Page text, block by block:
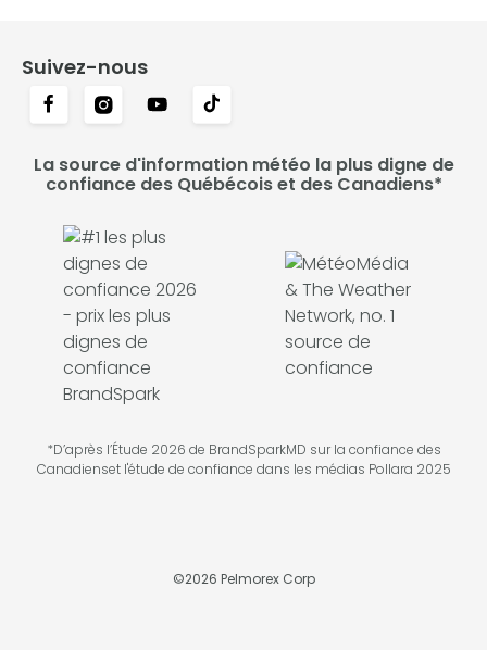
Suivez-nous
La source d'information météo la plus digne de
confiance des Québécois et des Canadiens*
*D’après l’Étude 2026 de BrandSparkMD sur la confiance des
Canadienset l'étude de confiance dans les médias Pollara 2025
©2026 Pelmorex Corp